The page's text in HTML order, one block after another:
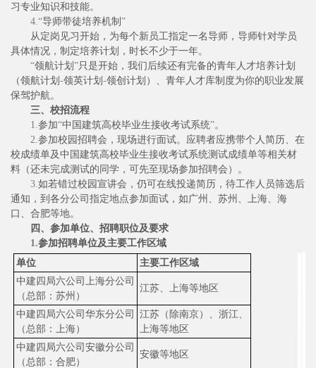
习专业知识和技能。
4.“导师带徒培养机制 ”
从定岗见习开始，为每个新员工指定一名导师，导师针对学员
具体情况，制定培养计划，时长不少于一年。
“领航计划 ”只是开始，我们后续还有完备的青年人才培养计划
（领航计划 -领英计划 -领创计划）、青年人才库制度为你的职业发展
保驾护航。
三、校招流程
1. 参加“中国建筑高校毕业生接收考试系统”。
2. 参加校园招聘会，现场进行面试。应聘者应携带个人简历、在
校成绩单及中国建筑高校毕业生接收考试系统测试成绩单等相关材
料（还未完成测试的同学，可先至现场参加招聘会）。
3. 如若错过校园宣讲会，仍可在线投递简历，待工作人员筛选后
通知，到各分公司指定地点参加面试，如广州、苏州、上海、海
口、合肥等地。
四、参加单位、招聘职位及要求
1.参加招聘单位及主要工作区域
单位
主要工作区域
中建四局六公司上海分公司
（总部：苏州）
江苏、上海等地区
中建四局六公司华东分公司
（总部：上海）
江苏（除南京）、浙江、
上海等地区
中建四局六公司安徽分公司
（总部：合肥）
安徽等地区